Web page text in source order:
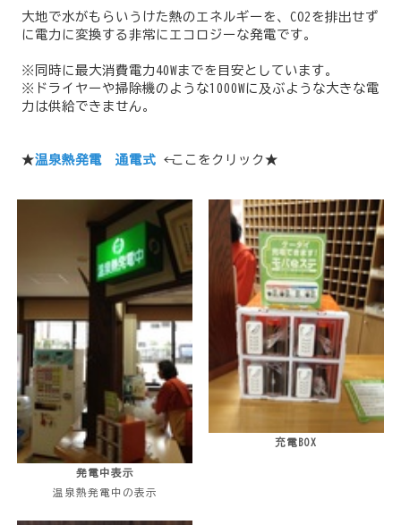
大地で水がもらいうけた熱のエネルギーを、CO2を排出せず
に電力に変換する非常にエコロジーな発電です。
※同時に最大消費電力40Wまでを目安としています。
※ドライヤーや掃除機のような1000Wに及ぶような大きな電
力は供給できません。
★温泉熱発電 通電式 ← ここをクリック★
発電中表示
温泉熱発電中の表示
充電BOX